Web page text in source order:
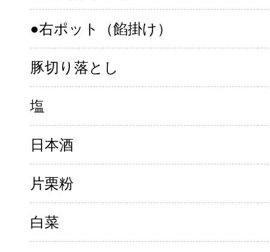
●右ポット（餡掛け）
豚切り落とし
塩
日本酒
片栗粉
白菜